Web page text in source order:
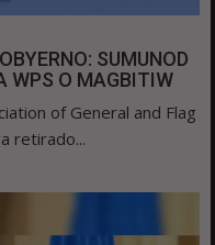
SUMUNOD
WPS O MAGBITIW
of General and Flag
retirado...